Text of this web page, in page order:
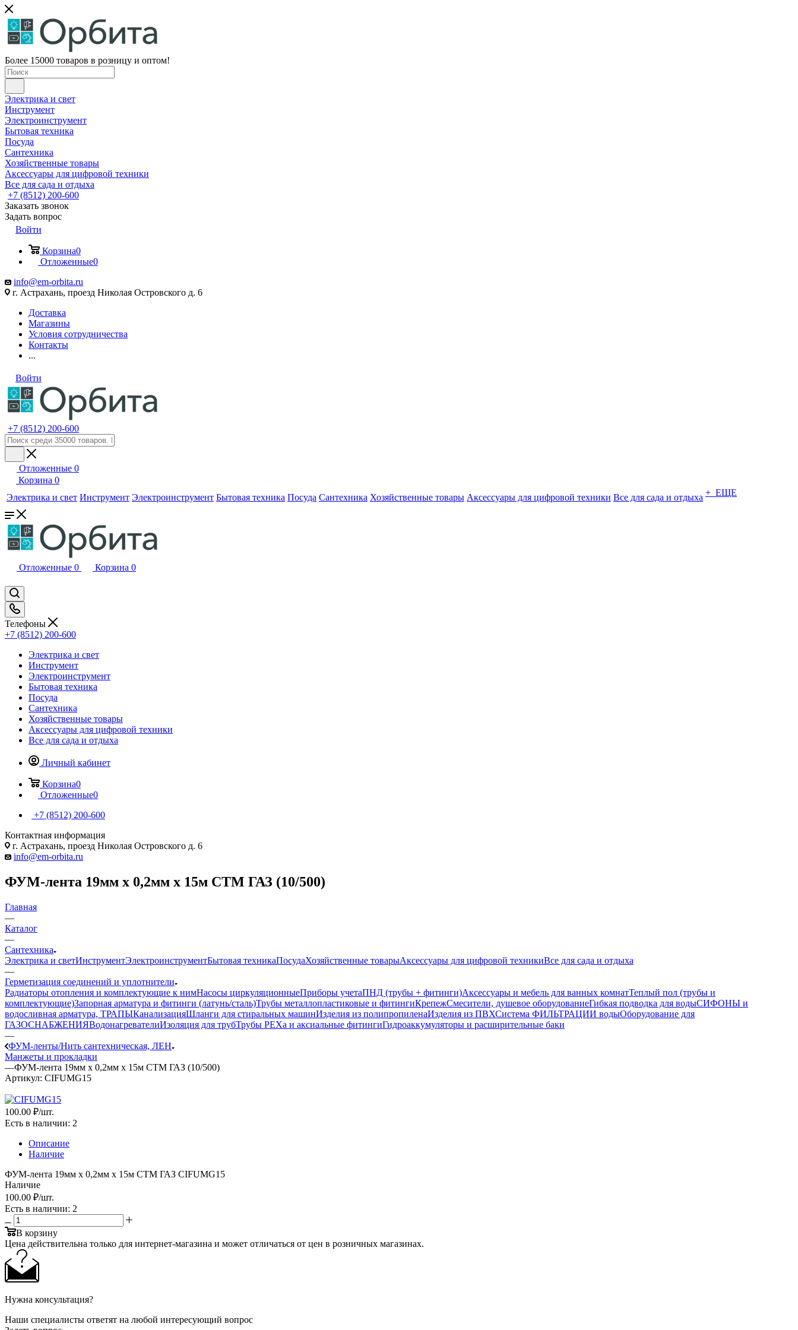
Более 15000 товаров в розницу и оптом!
Электрика и свет
Инструмент
Электроинструмент
Бытовая техника
Посуда
Сантехника
Хозяйственные товары
Аксессуары для цифровой техники
Все для сада и отдыха
+7 (8512) 200-600
Заказать звонок
Задать вопрос
Войти
Корзина0
Отложенные0
info@em-orbita.ru
г. Астрахань, проезд Николая Островского д. 6
Доставка
Магазины
Условия сотрудничества
Контакты
...
Войти
+7 (8512) 200-600
Отложенные 0
Корзина 0
Электрика и свет Инструмент Электроинструмент Бытовая техника Посуда Сантехника Хозяйственные товары Аксессуары для цифровой техники Все для сада и отдыха + ЕЩЕ
Отложенные 0 Корзина 0
Телефоны
+7 (8512) 200-600
Электрика и свет
Инструмент
Электроинструмент
Бытовая техника
Посуда
Сантехника
Хозяйственные товары
Аксессуары для цифровой техники
Все для сада и отдыха
Личный кабинет
Корзина0
Отложенные0
+7 (8512) 200-600
Контактная информация
г. Астрахань, проезд Николая Островского д. 6
info@em-orbita.ru
ФУМ-лента 19мм х 0,2мм х 15м CTM ГАЗ (10/500)
Главная
—
Каталог
—
Сантехника
Электрика и светИнструментЭлектроинструментБытовая техникаПосудаХозяйственные товарыАксессуары для цифровой техникиВсе для сада и отдыха
—
Герметизация соединений и уплотнители
Радиаторы отопления и комплектующие к нимНасосы циркуляционныеПриборы учетаПНД (трубы + фитинги)Аксессуары и мебель для ванных комнатТеплый пол (трубы и
комплектующие)Запорная арматура и фитинги (латунь/сталь)Трубы металлопластиковые и фитингиКрепежСмесители, душевое оборудованиеГибкая подводка для водыСИФОНЫ и
водосливная арматура, ТРАПЫКанализацияШланги для стиральных машинИзделия из полипропиленаИзделия из ПВХСистема ФИЛЬТРАЦИИ водыОборудование для
ГАЗОСНАБЖЕНИЯВодонагревателиИзоляция для трубТрубы PEXa и аксиальные фитингиГидроаккумуляторы и расширительные баки
—
ФУМ-ленты/Нить сантехническая, ЛЕН
Манжеты и прокладки
—ФУМ-лента 19мм х 0,2мм х 15м CTM ГАЗ (10/500)
Артикул: CIFUMG15
100.00 ₽/шт.
Есть в наличии: 2
Описание
Наличие
ФУМ-лента 19мм х 0,2мм х 15м CTM ГАЗ CIFUMG15
Наличие
100.00 ₽/шт.
Есть в наличии: 2
В корзину
Цена действительна только для интернет-магазина и может отличаться от цен в розничных магазинах.
Нужна консультация?
Наши специалисты ответят на любой интересующий вопрос